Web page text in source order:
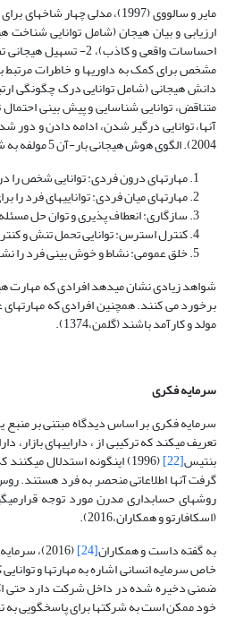
ارزیابی و بیان هیجان (شامل توانایی شناخت
احساسات واقعی و
دانش هیجانی (شامل توانایی درک چگونگی
آنها، توانایی درگیر شدن، ادامه دادن و
2004). الگوی هوش هیجانی بار-آن 5 مولفه به شرح زیر دارد (بار-آن ،2000):
مهارت­های درون فردی: توانایی شخص را
مهارت­های میان فردی: توانایی­های فرد
سازگاری: انعطاف پذیری و توان حل
کنترل استرس: توانایی تحمل تنش و
خلق عمومی: نشاط و خوش بینی فرد را
شواهد زیادی نشان می­دهد افرادی که مهارت
برخورد می کنند. همچنین افرادی که
مولد و کارآمد باشند (گلمن،1374).
سرمایه فکری
تعریف می­کند که ترکیبی از ، دارایی­های
بنتیس[22] (1996) اینگونه استدلال
گرفت آن­ها اطلاعاتی منحصر به فرد هستند.
روشهای حسابداری مدرن مورد توجه
(اسکافارتو و همکاران،2016).
به گفته داست و همکاران[24] (2016)،
خاص سرمایه انسانی اشاره به مهارت­ها و
ضمنی دخیره شده در داخل شرکت دارد حتی
خود ممکن است به شرکت­ها برای پاسخگویی